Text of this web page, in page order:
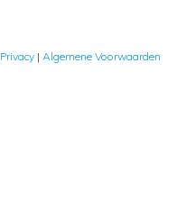
Privacy | Algemene Voorwaarden